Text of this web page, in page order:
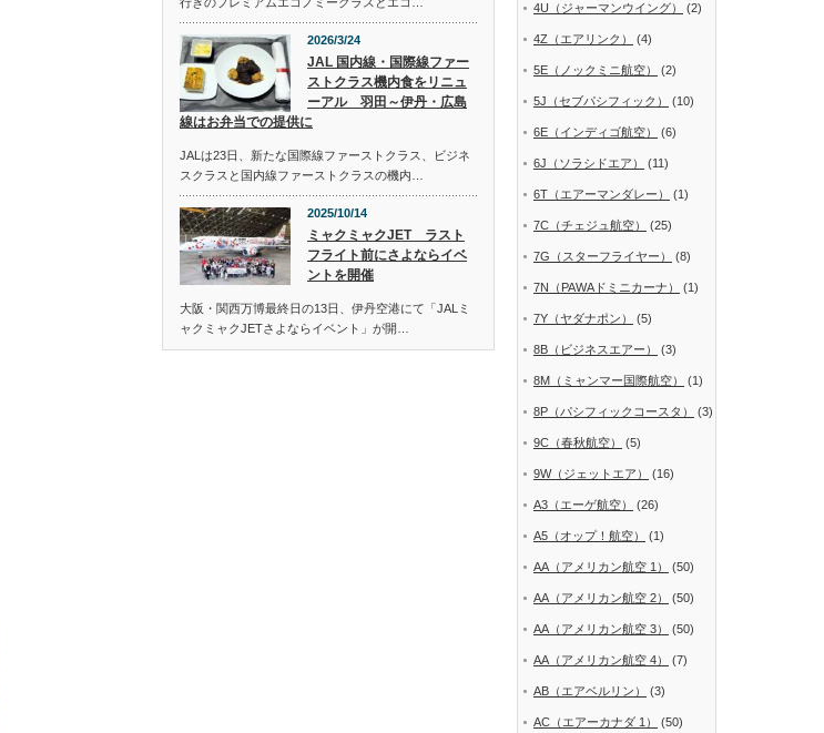
2026/3/24
JAL 国内線・国際線ファー
ストクラス機内食をリニュ
ーアル 羽田～伊丹・広島
線はお弁当での提供に
JALは23日、新たな国際線ファーストクラス、ビジネ
スクラスと国内線ファーストクラスの機内…
2025/10/14
ミャクミャクJET ラスト
フライト前にさよならイベ
ントを開催
大阪・関西万博最終日の13日、伊丹空港にて「JALミ
ャクミャクJETさよならイベント」が開…
4U（ジャーマンウイング） (2)
4Z（エアリンク） (4)
5E（ノックミニ航空） (2)
5J（セブパシフィック） (10)
6E（インディゴ航空） (6)
6J（ソラシドエア） (11)
6T（エアーマンダレー） (1)
7C（チェジュ航空） (25)
7G（スターフライヤー） (8)
7N（PAWAドミニカーナ） (1)
7Y（ヤダナポン） (5)
8B（ビジネスエアー） (3)
8M（ミャンマー国際航空） (1)
8P（パシフィックコースタ） (3)
9C（春秋航空） (5)
9W（ジェットエア） (16)
A3（エーゲ航空） (26)
A5（オップ！航空） (1)
AA（アメリカン航空 1） (50)
AA（アメリカン航空 2） (50)
AA（アメリカン航空 3） (50)
AA（アメリカン航空 4） (7)
AB（エアベルリン） (3)
AC（エアーカナダ 1） (50)